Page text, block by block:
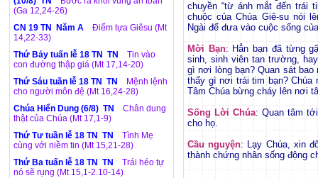
(Ga 12,24-26)
CN 19 TN Năm A
Điểm tựa Giêsu (Mt
14,22-33)
Thứ Bảy tuấn lễ 18 TN TN
Tin vào
con đường thập giá (Mt 17,14-20)
Thứ Sáu tuần lễ 18 TN TN
Mệnh lệnh
cho người môn đệ (Mt 16,24-28)
Chúa Hiển Dung (6/8) TN
Chân dung
thật của Chúa (Mt 17,1-9)
Thứ Tư tuần lễ 18 TN TN
Tình Mẹ
cùng với niềm tin (Mt 15,21-28)
Thứ Ba tuấn lễ 18 TN TN
Trái héo tự
nó sẽ rụng (Mt 15,1-2.10-14)
chuyền “từ ánh mắt đến trái
chuộc của Chúa Giê-su nói
Ngài để đưa vào cuộc sống
Mời Bạn: Hẳn bạn đã từng
sinh, sinh viên tan trường,
gì nơi lòng bạn? Quan sát
thấy gì nơi trái tim bạn? Chúa
Tâm Chúa bừng cháy lên nơi
Sống Lời Chúa: Quan tâm
cho họ.
Cầu nguyện: Lạy Chúa, xin
thành chứng nhân sống động